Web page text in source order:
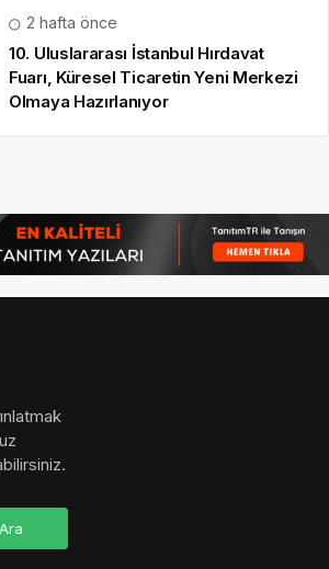
2 hafta önce
10. Uluslararası İstanbul Hırdavat
Fuarı, Küresel Ticaretin Yeni Merkezi
Olmaya Hazırlanıyor